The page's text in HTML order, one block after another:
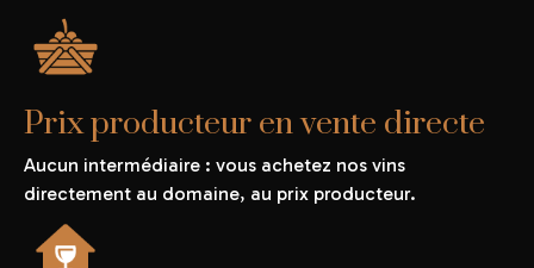
Prix producteur en vente directe
Aucun intermédiaire : vous achetez nos vins
directement au domaine, au prix producteur.